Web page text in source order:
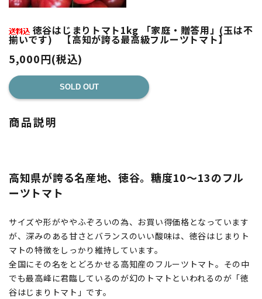
徳谷はじまりトマト1kg 「家庭・贈答用」(玉は不
揃いです) 【高知が誇る最高級フルーツトマト】
5,000円(税込)
SOLD OUT
商品説明
高知県が誇る名産地、徳谷。糖度10～13のフル
ーツトマト
サイズや形がややふぞろいの為、お買い得価格となっています
が、深みのある甘さとバランスのいい酸味は、徳谷はじまりト
マトの特徴をしっかり維持しています。
全国にその名をとどろかせる高知産のフルーツトマト。その中
でも最高峰に君臨しているのが幻のトマトといわれるのが「徳
谷はじまりトマト」です。